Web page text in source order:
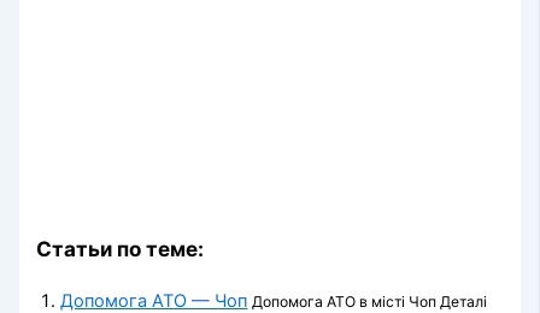
Статьи по теме:
Допомога АТО — Чоп Допомога АТО в місті Чоп Деталі